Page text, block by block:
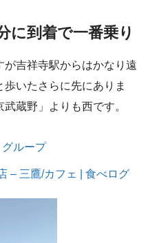
に到着で一番乗り
吉祥寺駅からはかなり遠
いたさらに先にありま
蔵野」よりも西です。
ループ
– 三鷹/カフェ | 食べログ